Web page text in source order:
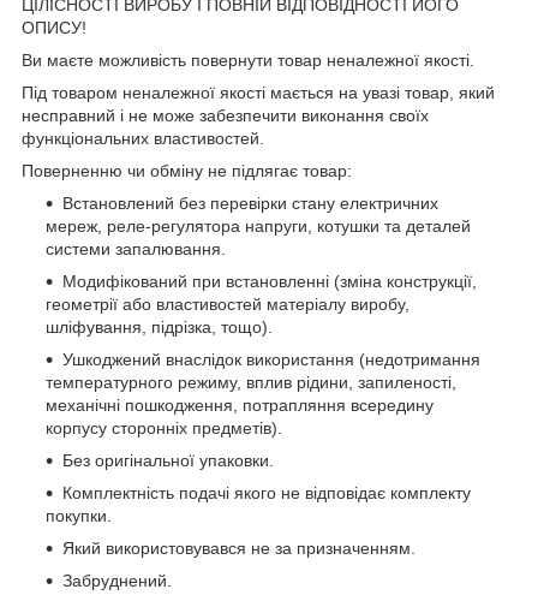
ЦІЛІСНОСТІ ВИРОБУ І ПОВНІЙ ВІДПОВІДНОСТІ ЙОГО
ОПИСУ!
Ви маєте можливість повернути товар неналежної якості.
Під товаром неналежної якості мається на увазі товар, який
несправний і не може забезпечити виконання своїх
функціональних властивостей.
Поверненню чи обміну не підлягає товар:
Встановлений без перевірки стану електричних
мереж, реле-регулято­ра напруги, котушки та деталей
системи запалювання.
Модифікований при встановленні (зміна конструкції,
геометрії або властивостей матеріалу виробу,
шліфування, підрізка, тощо).
Ушкоджений внаслідок використання (недотримання
температурного режиму, вплив рідини, запиленості,
механічні пошкодження, потрапляння всередину
корпусу сторонніх предметів).
Без оригінальної упаковки.
Комплектність подачі якого не відповідає комплекту
покупки.
Який використовувався не за призначенням.
Забруднений.